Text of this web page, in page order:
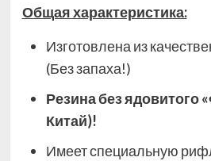
Общая характеристика:
Изготовлена из
(Без запаха!)
Резина без ядовитого
Китай)!
Имеет специальную